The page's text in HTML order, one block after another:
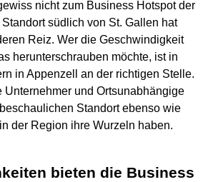
nicht zum Business Hotspot der
südlich von St. Gallen hat
Reiz. Wer die Geschwindigkeit
herunterschrauben möchte, ist in
in Appenzell an der richtigen Stelle.
Unternehmer und Ortsunabhängige
Standort ebenso wie
der Region ihre Wurzeln haben.
bieten die Business